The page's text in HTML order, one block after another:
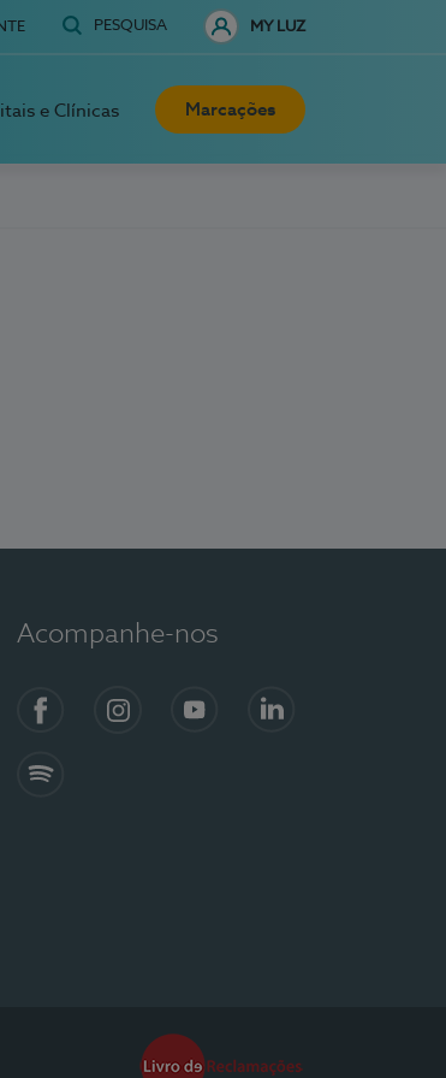
PESQUISA MY LUZ
e Clínicas Marcações
Acompanhe-nos